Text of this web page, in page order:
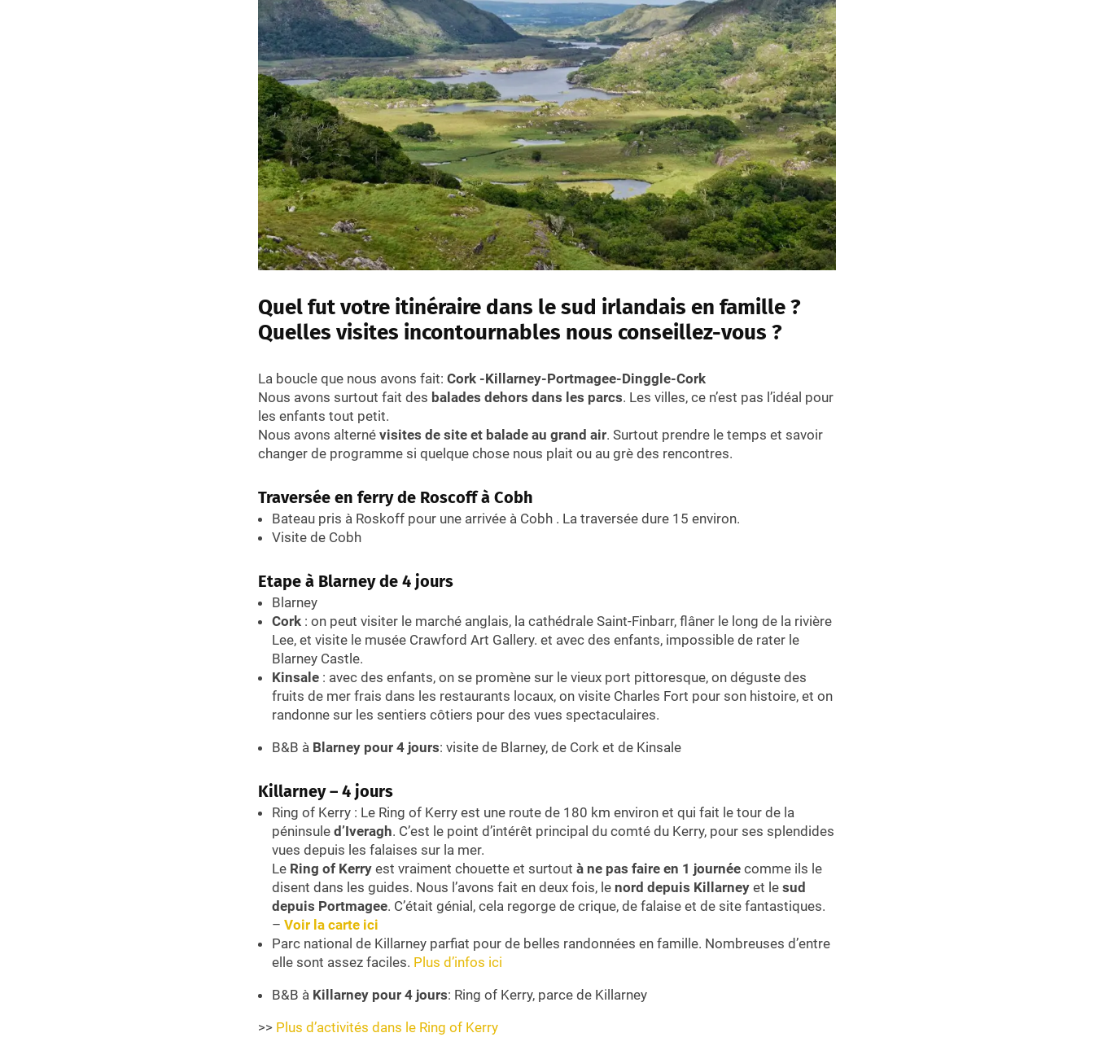
Quel fut votre itinéraire dans le sud irlandais en famille ?
Quelles visites incontournables nous conseillez-vous ?
La boucle que nous avons fait: Cork -Killarney-Portmagee-Dinggle-Cork
Nous avons surtout fait des balades dehors dans les parcs. Les villes, ce n’est pas l’idéal pour
les enfants tout petit.
Nous avons alterné visites de site et balade au grand air. Surtout prendre le temps et savoir
changer de programme si quelque chose nous plait ou au grè des rencontres.
Traversée en ferry de Roscoff à Cobh
Bateau pris à Roskoff pour une arrivée à Cobh . La traversée dure 15 environ.
Visite de Cobh
Etape à Blarney de 4 jours
Blarney
Cork : on peut visiter le marché anglais, la cathédrale Saint-Finbarr, flâner le long de la rivière
Lee, et visite le musée Crawford Art Gallery. et avec des enfants, impossible de rater le
Blarney Castle.
Kinsale : avec des enfants, on se promène sur le vieux port pittoresque, on déguste des
fruits de mer frais dans les restaurants locaux, on visite Charles Fort pour son histoire, et on
randonne sur les sentiers côtiers pour des vues spectaculaires.
B&B à Blarney pour 4 jours: visite de Blarney, de Cork et de Kinsale
Killarney – 4 jours
Ring of Kerry : Le Ring of Kerry est une route de 180 km environ et qui fait le tour de la
péninsule d’Iveragh. C’est le point d’intérêt principal du comté du Kerry, pour ses splendides
vues depuis les falaises sur la mer.
Le Ring of Kerry est vraiment chouette et surtout à ne pas faire en 1 journée comme ils le
disent dans les guides. Nous l’avons fait en deux fois, le nord depuis Killarney et le sud
depuis Portmagee. C’était génial, cela regorge de crique, de falaise et de site fantastiques.
– Voir la carte ici
Parc national de Killarney parfiat pour de belles randonnées en famille. Nombreuses d’entre
elle sont assez faciles. Plus d’infos ici
B&B à Killarney pour 4 jours: Ring of Kerry, parce de Killarney
>> Plus d’activités dans le Ring of Kerry